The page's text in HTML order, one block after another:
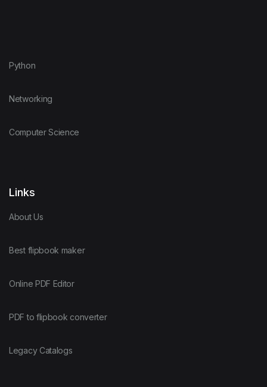
Python
Networking
Computer Science
Links
About Us
Best flipbook maker
Online PDF Editor
PDF to flipbook converter
Legacy Catalogs